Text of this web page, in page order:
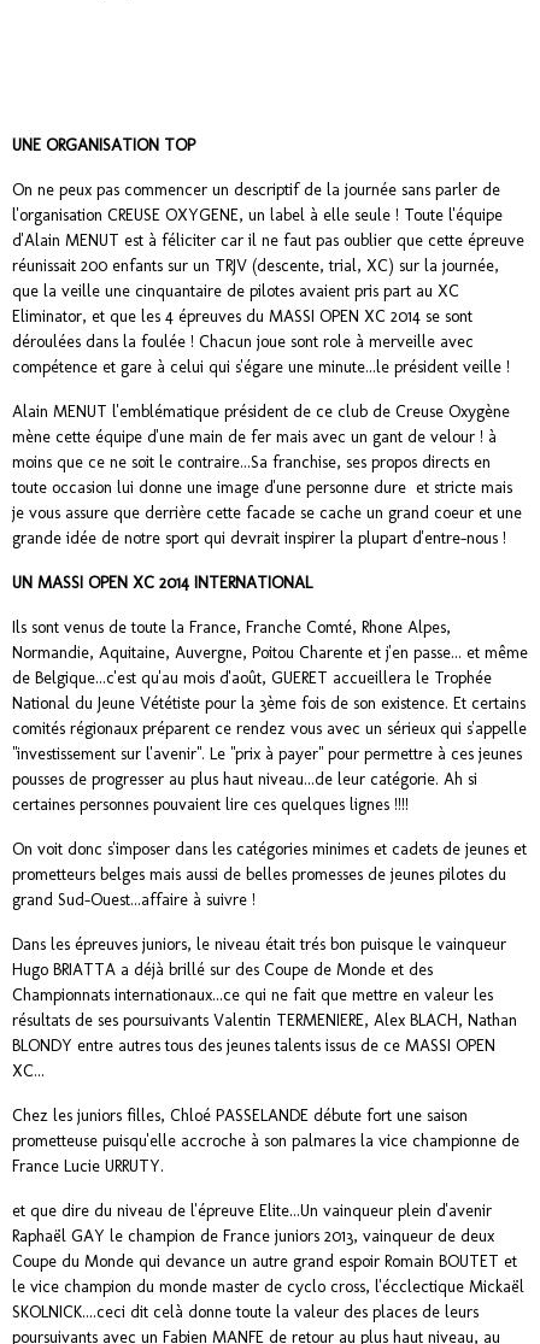
UNE ORGANISATION TOP
On ne peux pas commencer un descriptif de la journée sans parler de
l'organisation CREUSE OXYGENE, un label à elle seule ! Toute l'équipe
d'Alain MENUT est à féliciter car il ne faut pas oublier que cette épreuve
réunissait 200 enfants sur un TRJV (descente, trial, XC) sur la journée,
que la veille une cinquantaire de pilotes avaient pris part au XC
Eliminator, et que les 4 épreuves du MASSI OPEN XC 2014 se sont
déroulées dans la foulée ! Chacun joue sont role à merveille avec
compétence et gare à celui qui s'égare une minute...le président veille !
Alain MENUT l'emblématique président de ce club de Creuse Oxygène
mène cette équipe d'une main de fer mais avec un gant de velour ! à
moins que ce ne soit le contraire...Sa franchise, ses propos directs en
toute occasion lui donne une image d'une personne dure et stricte mais
je vous assure que derrière cette facade se cache un grand coeur et une
grande idée de notre sport qui devrait inspirer la plupart d'entre-nous !
UN MASSI OPEN XC 2014 INTERNATIONAL
Ils sont venus de toute la France, Franche Comté, Rhone Alpes,
Normandie, Aquitaine, Auvergne, Poitou Charente et j'en passe... et même
de Belgique...c'est qu'au mois d'août, GUERET accueillera le Trophée
National du Jeune Vététiste pour la 3ème fois de son existence. Et certains
comités régionaux préparent ce rendez vous avec un sérieux qui s'appelle
"investissement sur l'avenir". Le "prix à payer" pour permettre à ces jeunes
pousses de progresser au plus haut niveau...de leur catégorie. Ah si
certaines personnes pouvaient lire ces quelques lignes !!!!
On voit donc s'imposer dans les catégories minimes et cadets de jeunes et
prometteurs belges mais aussi de belles promesses de jeunes pilotes du
grand Sud-Ouest...affaire à suivre !
Dans les épreuves juniors, le niveau était trés bon puisque le vainqueur
Hugo BRIATTA a déjà brillé sur des Coupe de Monde et des
Championnats internationaux...ce qui ne fait que mettre en valeur les
résultats de ses poursuivants Valentin TERMENIERE, Alex BLACH, Nathan
BLONDY entre autres tous des jeunes talents issus de ce MASSI OPEN
XC...
Chez les juniors filles, Chloé PASSELANDE débute fort une saison
prometteuse puisqu'elle accroche à son palmares la vice championne de
France Lucie URRUTY.
et que dire du niveau de l'épreuve Elite...Un vainqueur plein d'avenir
Raphaël GAY le champion de France juniors 2013, vainqueur de deux
Coupe du Monde qui devance un autre grand espoir Romain BOUTET et
le vice champion du monde master de cyclo cross, l'écclectique Mickaël
SKOLNICK....ceci dit celà donne toute la valeur des places de leurs
poursuivants avec un Fabien MANFE de retour au plus haut niveau, au